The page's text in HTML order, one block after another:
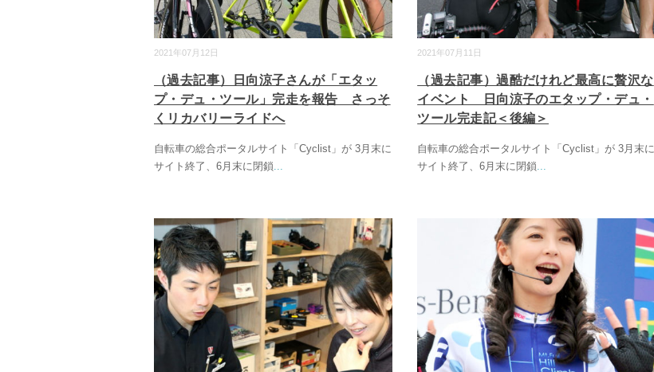
2021年07月12日
（過去記事）日向涼子さんが「エタッ
プ・デュ・ツール」完走を報告 さっそ
くリカバリーライドへ
自転車の総合ポータルサイト「Cyclist」が 3月末に
サイト終了、6月末に閉鎖
2021年07月11日
（過去記事）過酷だけれど最高に贅沢な
イベント 日向涼子のエタップ・デュ・
ツール完走記＜後編＞
自転車の総合ポータルサイト「Cyclist」が 3月末に
サイト終了、6月末に閉鎖